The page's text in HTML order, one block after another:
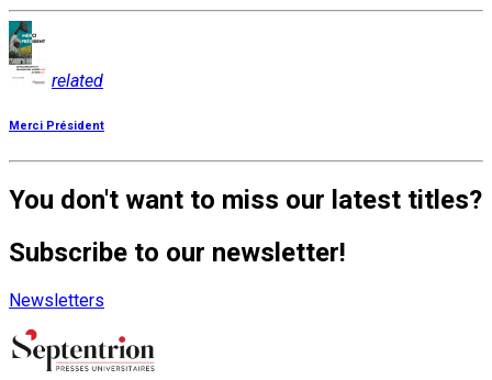
related
Merci Président
You don't want to miss our latest titles?
Subscribe to our newsletter!
Newsletters